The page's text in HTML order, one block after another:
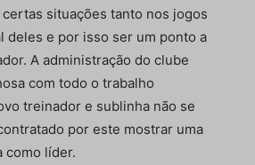
situações tanto nos jogos
deles e por isso ser um ponto a
A administração do clube
com todo o trabalho
treinador e sublinha não se
por este mostrar uma
como líder.